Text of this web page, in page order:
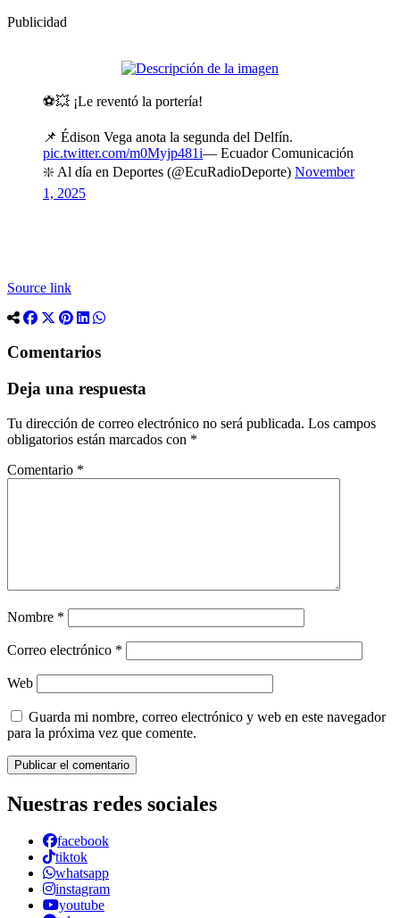
Publicidad
⚽️💥 ¡Le reventó la portería!
📌 Édison Vega anota la segunda del Delfín.
pic.twitter.com/m0Myjp481i— Ecuador Comunicación
❇️ Al día en Deportes (@EcuRadioDeporte) November
1, 2025
Source link
Comentarios
Deja una respuesta
Tu dirección de correo electrónico no será publicada. Los campos
obligatorios están marcados con *
Comentario *
Nombre *
Correo electrónico *
Web
Guarda mi nombre, correo electrónico y web en este navegador
para la próxima vez que comente.
Nuestras redes sociales
facebook
tiktok
whatsapp
instagram
youtube